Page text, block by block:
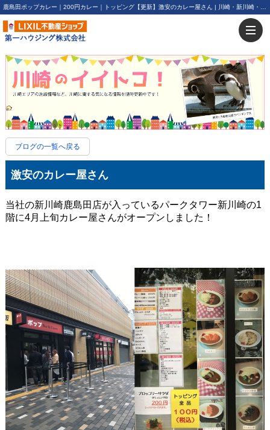
ブログの一覧へ戻る
激安のカレー屋さん
当社の新川崎鹿島田店が入っているパークタワー新川崎の1
階に4月上旬カレー屋さんがオープンしました！